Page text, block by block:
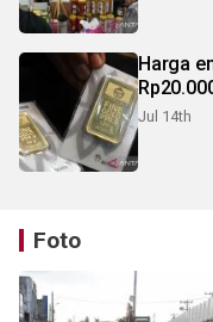
Harga
Jul 14th
Foto